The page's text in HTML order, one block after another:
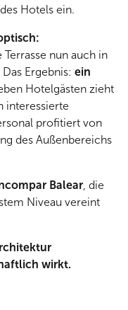
Hotels ein.
nun auch in
Ergebnis: ein
Hotelgästen zieht
interessierte
profitiert von
des Außenbereichs
Balear, die
Niveau vereint
wirkt.